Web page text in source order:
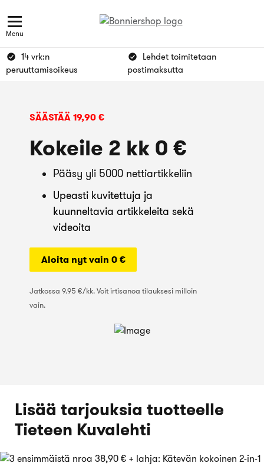
14 vrk:n
peruuttamisoikeus
Lehdet toimitetaan
postimaksutta
Menu
SÄÄSTÄÄ 19,90 €
Kokeile 2 kk 0 €
Pääsy yli 5000 nettiartikkeliin
Upeasti kuvitettuja ja
kuunneltavia artikkeleita sekä
videoita
Aloita nyt vain 0 €
Jatkossa 9.95 €/kk. Voit irtisanoa tilauksesi milloin
vain.
Lisää tarjouksia tuotteelle
Tieteen Kuvalehti